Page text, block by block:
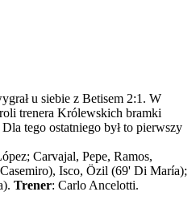
u siebie z Betisem 2:1. W
trenera Królewskich bramki
tego ostatniego był to pierwszy
Carvajal, Pepe, Ramos,
Isco, Özil (69' Di María);
Trener: Carlo Ancelotti.